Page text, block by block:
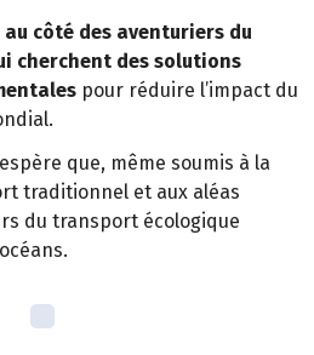
côté des aventuriers du
cherchent des solutions
pour réduire l’impact du
que, même soumis à la
traditionnel et aux aléas
du transport écologique